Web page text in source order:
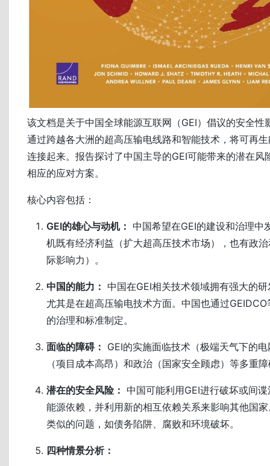
该文档是关于中国全球能源互联网（GEI）倡议的安全性
通过跨越各大洲的超高压输电线路和智能技术，将可再
连接起来。报告探讨了中国主导的GEI可能带来的潜在风
相应的应对方案。
核心内容包括：
GEI的雄心与动机： 中国希望在GEI的建设和治理中
机既有经济利益（扩大超高压技术市场），也有政
际影响力）。
中国的能力： 中国在GEI相关技术领域拥有强大的
尤其是在超高压输电技术方面。中国也通过
的治理和标准制定。
面临的障碍： GEI的实施面临技术（极端天气下的
（项目成本高昂）和政治（国家安全顾虑）等多重
潜在的安全风险： 中国可能利用GEI进行破坏或间
能源依赖，并利用新的相互依赖关系来影响其他国
类似的问题，如债务陷阱、腐败和环境破坏。
四种情景分析：